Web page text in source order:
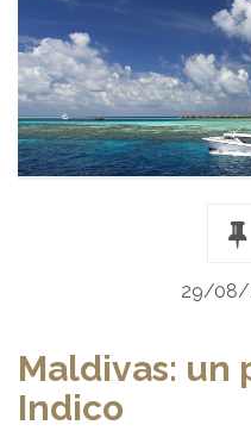
29/08/
Maldivas: un
Indico